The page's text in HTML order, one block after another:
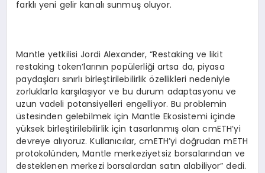
farklı yeni gelir kanalı sunmuş oluyor.
Mantle yetkilisi Jordi Alexander, “Restaking ve likit
restaking token’larının popülerliği artsa da, piyasa
paydaşları sınırlı birleştirilebilirlik özellikleri nedeniyle
zorluklarla karşılaşıyor ve bu durum adaptasyonu ve
uzun vadeli potansiyelleri engelliyor. Bu problemin
üstesinden gelebilmek için Mantle Ekosistemi içinde
yüksek birleştirilebilirlik için tasarlanmış olan cmETH’yi
devreye alıyoruz. Kullanıcılar, cmETH’yi doğrudan mETH
protokolünden, Mantle merkeziyetsiz borsalarından ve
desteklenen merkezi borsalardan satın alabiliyor” dedi.